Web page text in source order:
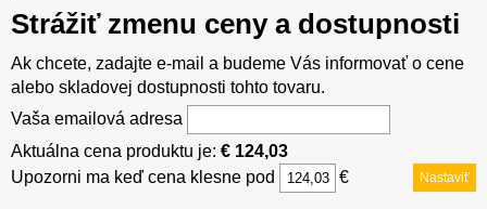
Strážiť zmenu ceny a dostupnosti
Ak chcete, zadajte e-mail a budeme Vás informovať o cene
alebo skladovej dostupnosti tohto tovaru.
Vaša emailová adresa
Aktuálna cena produktu je: € 124,03
Upozorni ma keď cena klesne pod
€ Nastaviť